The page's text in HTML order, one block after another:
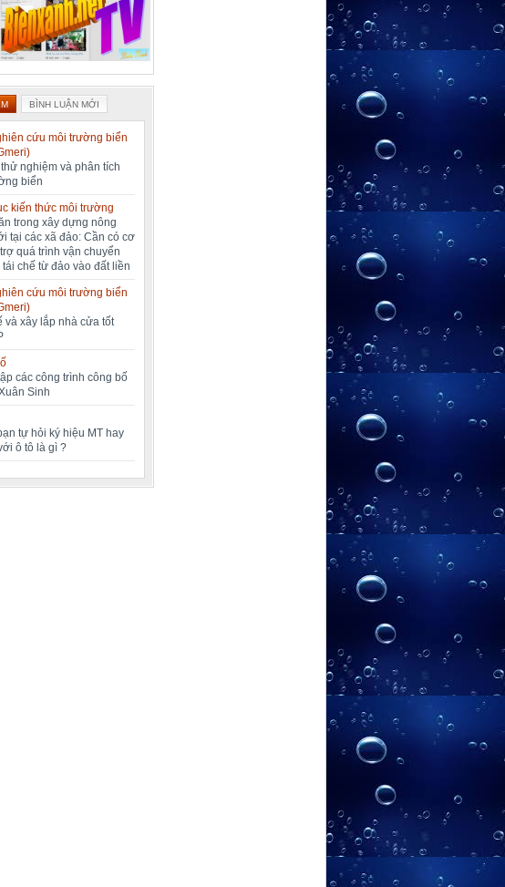
BÌNH LUẬN MỚI
cứu môi trường biển
nghiệm và phân tích
biển
kiến thức môi trường
trong xây dựng nông
tại các xã đảo: Cần có cơ
quá trình vận chuyển
tái chế từ đảo vào đất liền
cứu môi trường biển
và xây lắp nhà cửa tốt
các công trình công bố
Sinh
tự hỏi ký hiệu MT hay
ô tô là gì ?